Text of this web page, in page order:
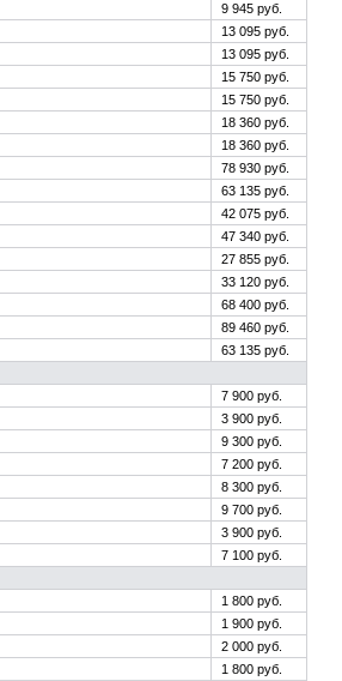
9 945 руб.
13 095 руб.
13 095 руб.
15 750 руб.
15 750 руб.
18 360 руб.
18 360 руб.
78 930 руб.
63 135 руб.
42 075 руб.
47 340 руб.
27 855 руб.
33 120 руб.
68 400 руб.
89 460 руб.
63 135 руб.
7 900 руб.
3 900 руб.
9 300 руб.
7 200 руб.
8 300 руб.
9 700 руб.
3 900 руб.
7 100 руб.
1 800 руб.
1 900 руб.
2 000 руб.
1 800 руб.